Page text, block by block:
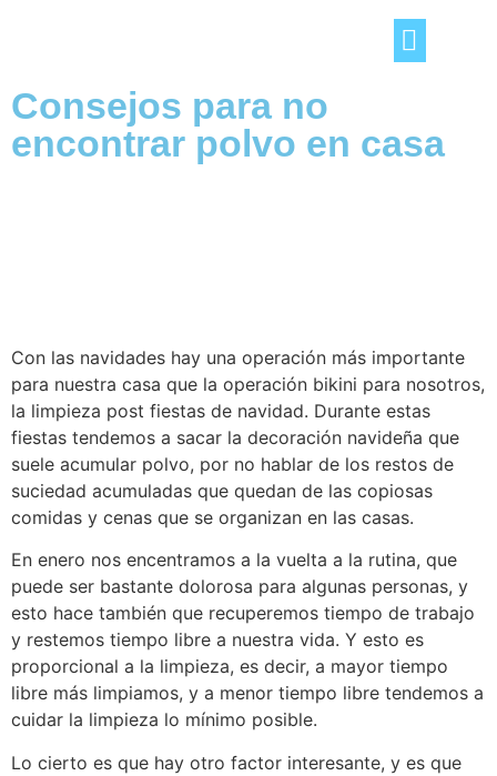
Consejos para no
encontrar polvo en casa
Con las navidades hay una operación más importante
para nuestra casa que la operación bikini para nosotros,
la limpieza post fiestas de navidad. Durante estas
fiestas tendemos a sacar la decoración navideña que
suele acumular polvo, por no hablar de los restos de
suciedad acumuladas que quedan de las copiosas
comidas y cenas que se organizan en las casas.
En enero nos encentramos a la vuelta a la rutina, que
puede ser bastante dolorosa para algunas personas, y
esto hace también que recuperemos tiempo de trabajo
y restemos tiempo libre a nuestra vida. Y esto es
proporcional a la limpieza, es decir, a mayor tiempo
libre más limpiamos, y a menor tiempo libre tendemos a
cuidar la limpieza lo mínimo posible.
Lo cierto es que hay otro factor interesante, y es que